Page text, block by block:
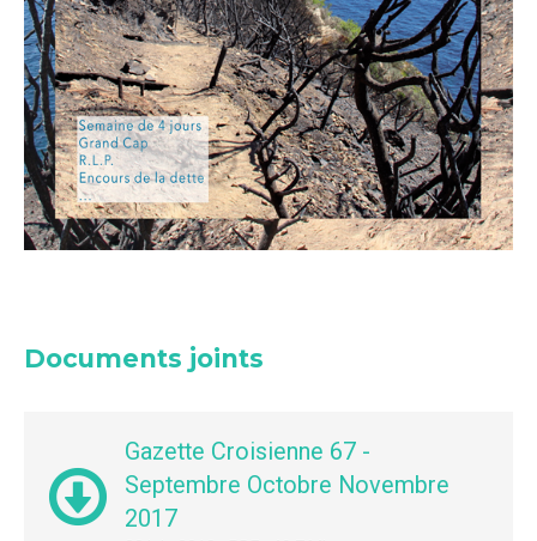
Documents joints
Gazette Croisienne 67 -
Septembre Octobre Novembre
2017